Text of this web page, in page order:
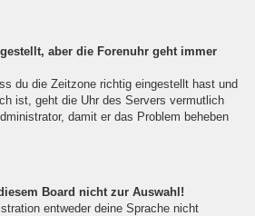
aber die Forenuhr geht immer
du die Zeitzone richtig eingestellt hast und
ist, geht die Uhr des Servers vermutlich
damit er das Problem beheben
Board nicht zur Auswahl!
entweder deine Sprache nicht